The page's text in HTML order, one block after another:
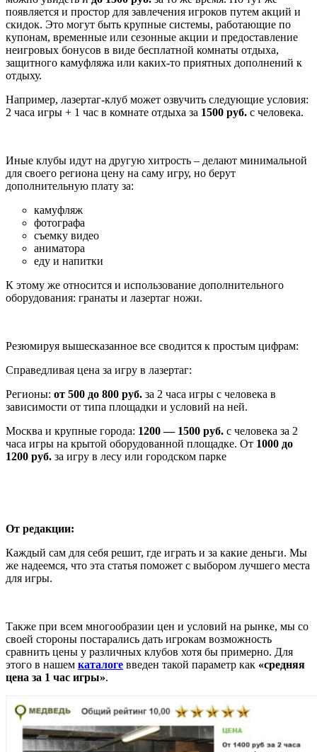
появляется и простор для завлечения игроков путем акций и
скидок. Это могут быть крупные системы, работающие по
купонам, временные или сезонные акции и предоставление
неигровых бонусов в виде бесплатной комнаты отдыха,
защитного камуфляжа или каких-то приятных дополнений к
отдыху.
Например, лазертаг-клуб может озвучить следующие условия:
2 часа игры + 1 час в комнате отдыха за 1500 руб. с человека.
Иные клубы идут на другую хитрость – делают минимальной
для своего региона цену на саму игру, но берут
дополнительную плату за:
камуфляж
фотографа
съемку видео
аниматора
еду и напитки
К этому же относится и использование дополнительного
оборудования: гранаты и лазертаг ножи.
Резюмируя вышесказанное все сводится к простым цифрам:
Справедливая цена за игру в лазертаг:
Регионы: от 500 до 800 руб. за 2 часа игры с человека в
зависимости от типа площадки и условий на ней.
Москва и крупные города: 1200 — 1500 руб. с человека за 2
часа игры на крытой оборудованной площадке. От 1000 до
1200 руб. за игру в лесу или городском парке
От редакции:
Каждый сам для себя решит, где играть и за какие деньги. Мы
же надеемся, что эта статья поможет с выбором лучшего места
для игры.
Также при всем многообразии цен и условий на рынке, мы со
своей стороны постарались дать игрокам возможность
сравнить цены у различных клубов хотя бы примерно. Для
этого в нашем каталоге введен такой параметр как «средняя
цена за 1 час игры».